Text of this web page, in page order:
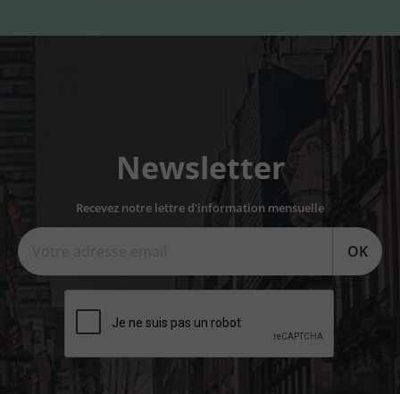
Newsletter
Recevez notre lettre d'information mensuelle
OK